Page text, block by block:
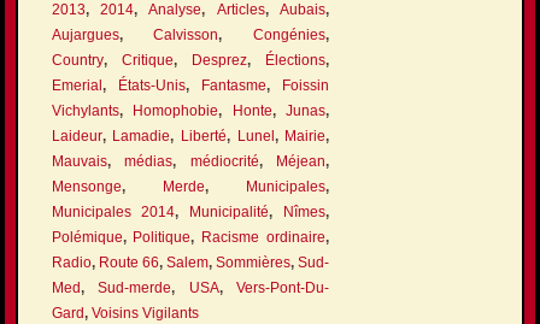
2013, 2014,Analyse, Articles,Aubais,
Aujargues,Calvisson,Congénies,
Country, Critique, Desprez, Élections,
Emerial , États-Unis, Fantasme,
Foissin
Vichylants, Homophobie, Honte,Junas,
Laideur, Lamadie, Liberté, Lunel , Mairie,
Mauvais,médias, médiocrité, Méjean,
Mensonge, Merde, Municipales,
Municipales 2014, Municipalité, Nîmes,
Polémique, Politique, Racisme ordinaire,
Radio, Route 66, Salem,Sommières,Sud-
Med,Sud-merde, USA,Vers-Pont-Du-
Gard, Voisins Vigilants